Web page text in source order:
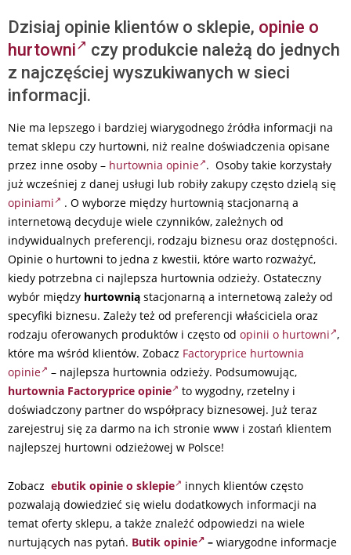
Dzisiaj opinie klientów o sklepie, opinie o
hurtowni
czy produkcie należą do jednych
z najczęściej wyszukiwanych w sieci
informacji.
Nie ma lepszego i bardziej wiarygodnego źródła informacji na
temat sklepu czy hurtowni, niż realne doświadczenia opisane
przez inne osoby – hurtownia opinie . Osoby takie korzystały
już wcześniej z danej usługi lub robiły zakupy często dzielą się
opiniami
. O wyborze między hurtownią stacjonarną a
internetową decyduje wiele czynników, zależnych od
indywidualnych preferencji, rodzaju biznesu oraz dostępności.
Opinie o hurtowni to jedna z kwestii, które warto rozważyć,
kiedy potrzebna ci najlepsza hurtownia odzieży. Ostateczny
wybór między hurtownią stacjonarną a internetową zależy od
specyfiki biznesu. Zależy też od preferencji właściciela oraz
rodzaju oferowanych produktów i często od opinii o hurtowni ,
które ma wśród klientów. Zobacz Factoryprice hurtownia
opinie
– najlepsza hurtownia odzieży. Podsumowując,
hurtownia Factoryprice opinie
to wygodny, rzetelny i
doświadczony partner do współpracy biznesowej. Już teraz
zarejestruj się za darmo na ich stronie www i zostań klientem
najlepszej hurtowni odzieżowej w Polsce!
Zobacz ebutik opinie o sklepie
innych klientów często
pozwalają dowiedzieć się wielu dodatkowych informacji na
temat oferty sklepu, a także znaleźć odpowiedzi na wiele
nurtujących nas pytań. Butik opinie – wiarygodne informacje